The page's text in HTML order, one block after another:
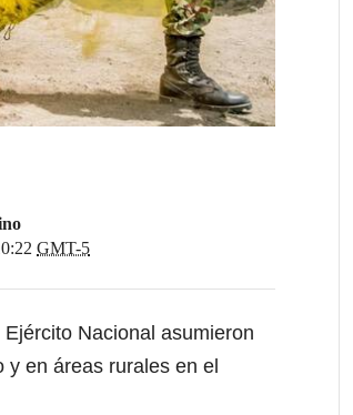
GMT-5
Nacional asumieron
en áreas rurales en el